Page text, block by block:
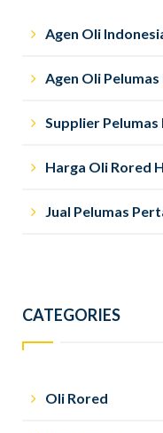
Agen Oli
Agen Oli Pelumas
Supplier Pelumas
Harga Oli Rored
Jual Pelumas
CATEGORIES
Oli Rored